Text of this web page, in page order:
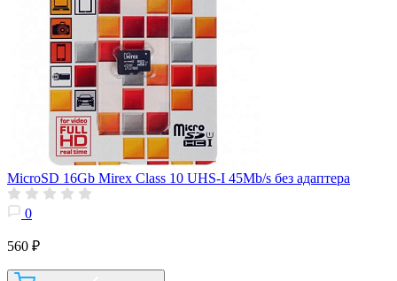
MicroSD 16Gb Mirex Class 10 UHS-I 45Mb/s без адаптера
0
560 ₽